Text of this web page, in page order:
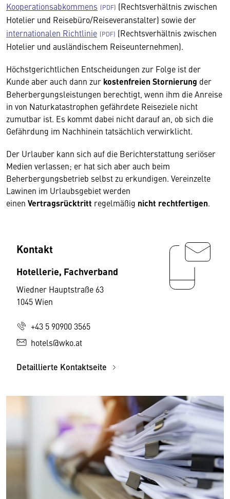
Kooperationsabkommens
(Rechtsverhältnis zwischen
Hotelier und Reisebüro/Reiseveranstalter) sowie der
internationalen Richtlinie
(Rechtsverhältnis zwischen
Hotelier und ausländischem Reiseunternehmen).
Höchstgerichtlichen Entscheidungen zur Folge ist der
Kunde aber auch dann zur kostenfreien Stornierung der
Beherbergungsleistungen berechtigt, wenn ihm die Anreise
in von Naturkatastrophen gefährdete Reiseziele nicht
zumutbar ist. Es kommt dabei nicht darauf an, ob sich die
Gefährdung im Nachhinein tatsächlich verwirklicht.
Der Urlauber kann sich auf die Berichterstattung seriöser
Medien verlassen; er hat sich aber auch beim
Beherbergungsbetrieb selbst zu erkundigen. Vereinzelte
Lawinen im Urlaubsgebiet werden
einen Vertragsrücktritt regelmäßig nicht rechtfertigen.
Kontakt
Hotellerie, Fachverband
Wiedner Hauptstraße 63
1045 Wien
+43 5 90900 3565
hotels@wko.at
Detaillierte Kontaktseite